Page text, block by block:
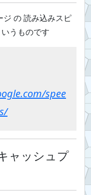
の 読み込みスピ
うものです
spee
ャッシュプ